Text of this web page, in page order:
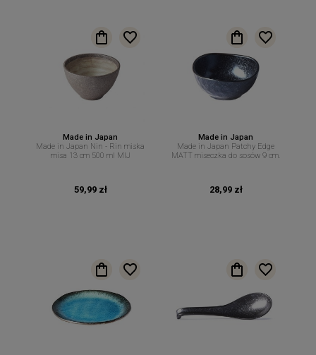
Made in Japan
Made in Japan Nin - Rin miska
misa 13 cm 500 ml MIJ
59,99 zł
Made in Japan
Made in Japan Patchy Edge
MATT miseczka do sosów 9 cm.
28,99 zł